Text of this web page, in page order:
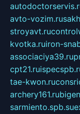
avto-vozim.ru
stroyavt.ru
kvotka.ruiron-
associaciya39.ru
cpt21.ru
tae-kwon.ru
archery161.ru
sarmiento.spb.su